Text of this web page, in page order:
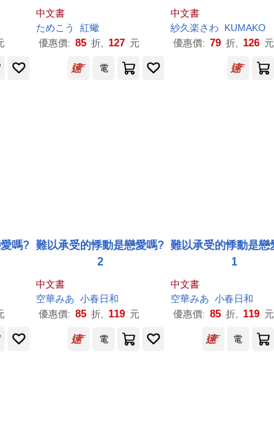
中文書
ためこう
紅蠍
優惠價: 85 折, 127 元
中文書
紗久楽さわ
KUMAKO
優惠價: 79 折, 126 元
電
嗎? 難以承受的悸動是戀愛嗎?
2
中文書
空華みあ 小春日和
優惠價: 85 折, 119 元
難以承受的悸動是戀
1
中文書
空華みあ 小春日和
優惠價: 85 折, 119 元
電 電